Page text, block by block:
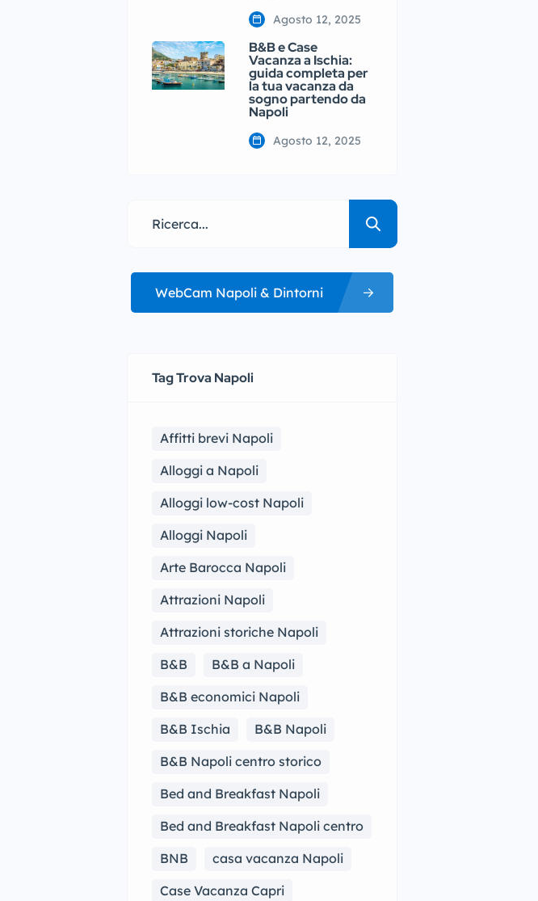
Agosto 12, 2025
B&B e Case
Vacanza a Ischia:
guida completa per
la tua vacanza da
sogno partendo da
Napoli
Agosto 12, 2025
WebCam Napoli & Dintorni
Tag Trova Napoli
Affitti brevi Napoli
Alloggi a Napoli
Alloggi low-cost Napoli
Alloggi Napoli
Arte Barocca Napoli
Attrazioni Napoli
Attrazioni storiche Napoli
B&B
B&B a Napoli
B&B economici Napoli
B&B Ischia
B&B Napoli
B&B Napoli centro storico
Bed and Breakfast Napoli
Bed and Breakfast Napoli centro
BNB
casa vacanza Napoli
Case Vacanza Capri